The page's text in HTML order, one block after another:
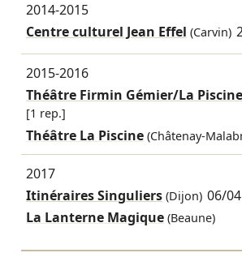
2014-2015
Centre culturel Jean Effel (Carvin)
2015-2016
Théâtre Firmin Gémier/La Piscine
[1 rep.]
Théâtre La Piscine (Châtenay-
2017
Itinéraires Singuliers(Dijon) 06/04
La Lanterne Magique (Beaune)